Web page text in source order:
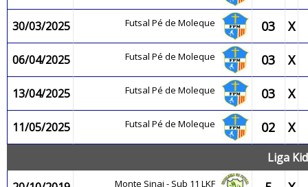
30/03/2025 Futsal Pé de Moleque 03 X
06/04/2025 Futsal Pé de Moleque 03 X
13/04/2025 Futsal Pé de Moleque 03 X
11/05/2025 Futsal Pé de Moleque 02 X
Liga
Monte Sinai - Sub 11 LKF